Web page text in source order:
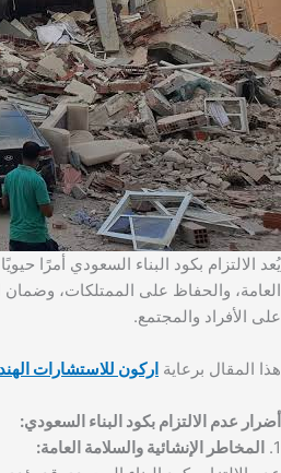
يُعد الالتزام بكود البناء السعودي أمرًا
العامة، والحفاظ على الممتلكات، وضمان
على الأفراد والمجتمع.
هذا المقال برعاية اركون للاستشارات
أضرار عدم الالتزام بكود البناء السعودي:
1. المخاطر الإنشائية والسلامة العامة: